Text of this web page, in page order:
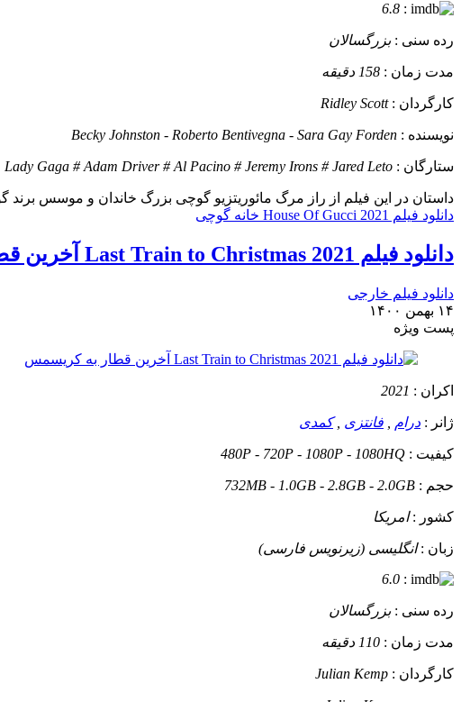
:
6.8
رده سنی :بزرگسالان
مدت زمان : 158 دقیقه
کارگردان :Ridley Scott
نویسنده : Becky Johnston - Roberto Bentivegna - Sara Gay Forden
ستارگان : Lady Gaga # Adam Driver # Al Pacino # Jeremy Irons # Jared Leto
داستان در این فیلم از راز مرگ مائوریتزیو گوچی بزرگ خاندان و موسس برند
دانلود فیلم House Of Gucci 2021 خانه گوچی
دانلود فیلم Last Train to Christmas 2021 آخرین قطار به کریسمس
دانلود فیلم خارجی
۱۴ بهمن ۱۴۰۰
پست ويژه
اکران : 2021
ژانر : درام فانتزی ,کمدی
کیفیت : 480P - 720P - 1080P - 1080HQ
حجم : 732MB - 1.0GB - 2.8GB - 2.0GB
کشور :امریکا
زبان :انگلیسی (زیرنویس فارسی)
:
6.0
رده سنی :بزرگسالان
مدت زمان : 110 دقیقه
کارگردان : Julian Kemp